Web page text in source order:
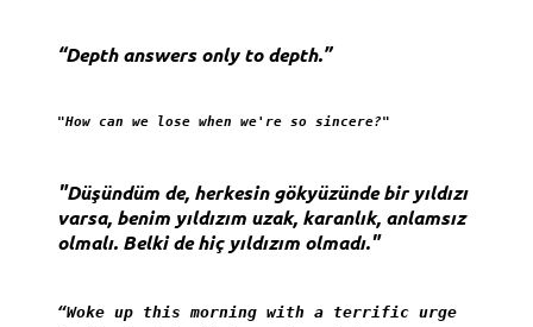
“Depth answers only to depth.”
"How can we lose when we're so sincere?"
"Düşündüm de, herkesin gökyüzünde bir yıldızı
varsa, benim yıldızım uzak, karanlık, anlamsız
olmalı. Belki de hiç yıldızım olmadı."
“Woke up this morning with a terrific urge